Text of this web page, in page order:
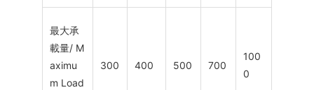
最大承
載量/ M
aximu
m Load
300 400 500 700
100
0